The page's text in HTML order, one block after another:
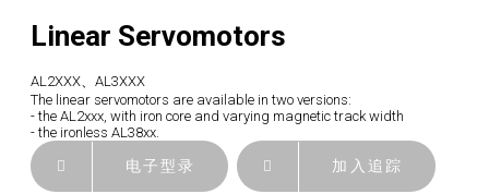
Linear Servomotors
AL2XXX、AL3XXX
The linear servomotors are available in two versions:
- the AL2xxx, with iron core and varying magnetic track width
- the ironless AL38xx.
电子型录 加入追踪